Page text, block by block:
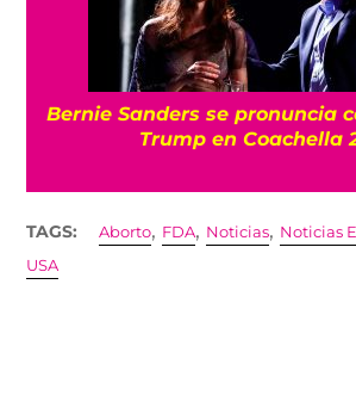
Bernie Sanders se pronuncia
Trump en Coachella
TAGS: Aborto, FDA, Noticias, Noticias
USA